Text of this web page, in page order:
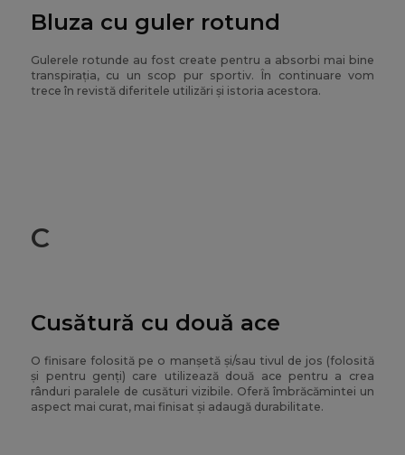
Bluza cu guler rotund
Gulerele rotunde au fost create pentru a absorbi mai bine
transpirația, cu un scop pur sportiv. În continuare vom
trece în revistă diferitele utilizări și istoria acestora.
C
Cusătură cu două ace
O finisare folosită pe o manșetă și/sau tivul de jos (folosită
și pentru genți) care utilizează două ace pentru a crea
rânduri paralele de cusături vizibile. Oferă îmbrăcămintei un
aspect mai curat, mai finisat și adaugă durabilitate.